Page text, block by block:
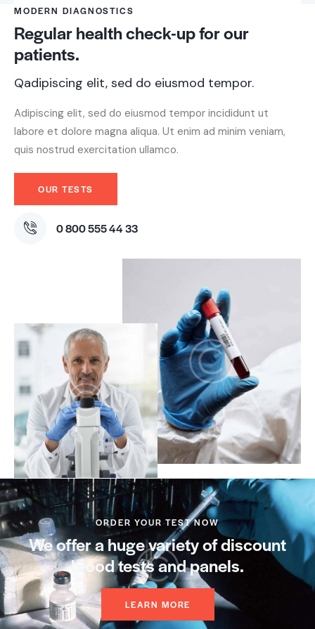
MODERN DIAGNOSTICS
Regular health check-up for our
patients.
Qadipiscing elit, sed do eiusmod tempor.
Adipiscing elit, sed do eiusmod tempor incididunt ut
labore et dolore magna aliqua. Ut enim ad minim veniam,
quis nostrud exercitation ullamco.
OUR TESTS
0 800 555 44 33
ORDER YOUR TEST NOW
We offer a huge variety of discount
blood tests and panels.
LEARN MORE